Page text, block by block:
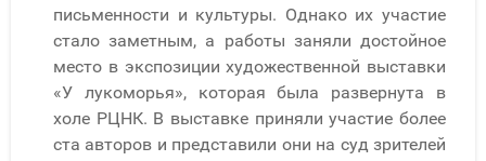
письменности и культуры. Однако их участие
стало заметным, а работы заняли достойное
место в экспозиции художественной выставки
«У лукоморья», которая была развернута в
холе РЦНК. В выставке приняли участие более
ста авторов и представили они на суд зрителей